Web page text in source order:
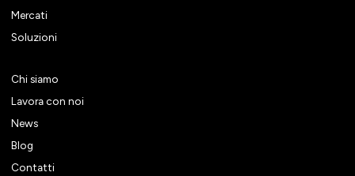
Mercati
Soluzioni
Chi siamo
Lavora con noi
News
Blog
Contatti